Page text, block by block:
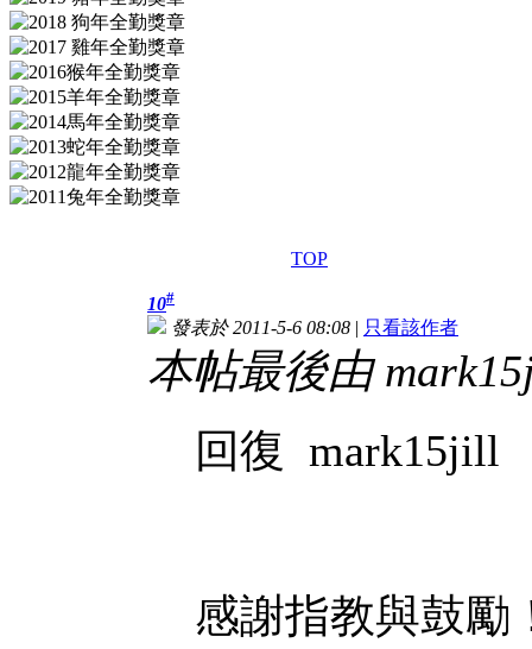
TOP
10#
發表於 2011-5-6 08:08 | 只看該作者
本帖最後由
回復 mark15jill
感謝指教與鼓勵